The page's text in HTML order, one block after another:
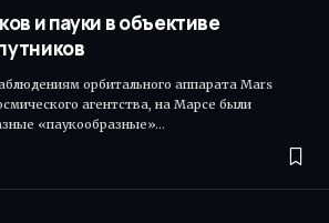
и пауки в объективе
орбитального аппарата Mars
агентства, на Марсе были
«паукообразные»…